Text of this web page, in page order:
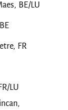
BE/LU
FR
LU